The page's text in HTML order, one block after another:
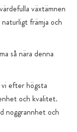
växtämnen
främja och
så nära denna
efter högsta
och kvalitet.
noggrannhet och